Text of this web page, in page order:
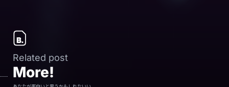
Related post
More!